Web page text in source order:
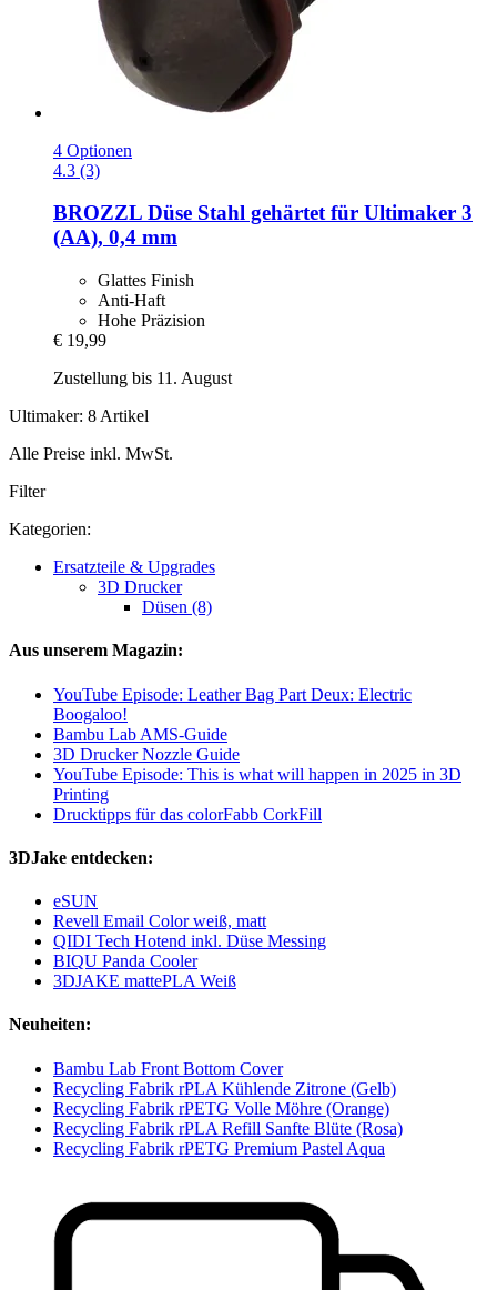
4 Optionen
4.3 (3)
BROZZL Düse Stahl gehärtet für Ultimaker 3
(AA), 0,4 mm
Glattes Finish
Anti-Haft
Hohe Präzision
€ 19,99
Zustellung bis 11. August
Ultimaker: 8 Artikel
Alle Preise inkl. MwSt.
Filter
Kategorien:
Ersatzteile & Upgrades
3D Drucker
Düsen (8)
Aus unserem Magazin:
YouTube Episode: Leather Bag Part Deux: Electric
Boogaloo!
Bambu Lab AMS-Guide
3D Drucker Nozzle Guide
YouTube Episode: This is what will happen in 2025 in 3D
Printing
Drucktipps für das colorFabb CorkFill
3DJake entdecken:
eSUN
Revell Email Color weiß, matt
QIDI Tech Hotend inkl. Düse Messing
BIQU Panda Cooler
3DJAKE mattePLA Weiß
Neuheiten:
Bambu Lab Front Bottom Cover
Recycling Fabrik rPLA Kühlende Zitrone (Gelb)
Recycling Fabrik rPETG Volle Möhre (Orange)
Recycling Fabrik rPLA Refill Sanfte Blüte (Rosa)
Recycling Fabrik rPETG Premium Pastel Aqua